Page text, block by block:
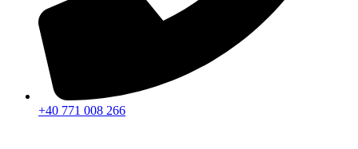
+40 771 008 266